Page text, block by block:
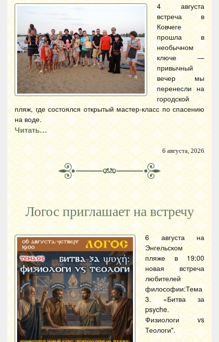
4 августа
встреча в
Ковчеге
прошла в
необычном
ключе —
привычный
вечер мы
перенесли на
городской
пляж, где состоялся открытый мастер-класс по спасению
на воде.
Читать…
6 августа, 2026
Логос приглашает на встречу
6 августа на
Энгельском
пляже в 19:00
новая встреча
любителей
философии:Тема
3. «Битва за
psyche.
Физиологи vs
Теологи".